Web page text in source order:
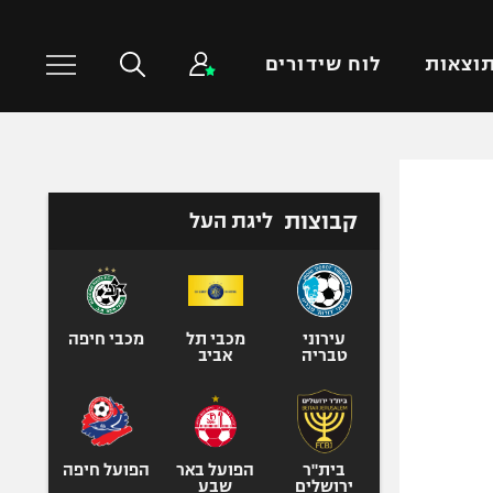
תוצאות לוח שידורים
טניס
כדורעף
ספורט אולימפי
קבוצות ליגת העל
עירוני
טבריה
מכבי תל
אביב
מכבי חיפה
בית"ר
ירושלים
הפועל באר
שבע
הפועל חיפה